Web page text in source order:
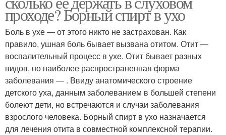
проходе? Борный спирт в ухо
Боль в ухе — от этого никто не застрахован. Как
правило, ушная боль бывает вызвана отитом. Отит —
воспалительный процесс в ухе. Отит бывает разных
видов, но наиболее распространенная форма
заболевания — . Ввиду анатомического строение
детского уха, данным заболеванием в большей степени
болеют дети, но встречаются и случаи заболевания
взрослого человека. Борный спирт в ухо назначается
для лечения отита в совместной комплексной терапии.